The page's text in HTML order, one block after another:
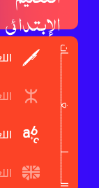
الإبتدائي
الــــــــــلـــــــــــــــغـــــــــــــــــات